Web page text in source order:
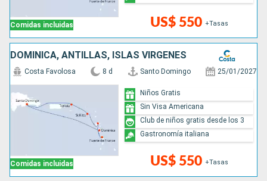
Comidas incluidas US$ 550 +Tasas
DOMINICA, ANTILLAS, ISLAS VÍRGENES
Comidas incluidas
Costa Favolosa 8 d Santo Domingo 25/01/2027
US$ 550 +Tasas
Niños Gratis
Sin Visa Americana
Club de niños gratis desde los 3
Gastronomía italiana